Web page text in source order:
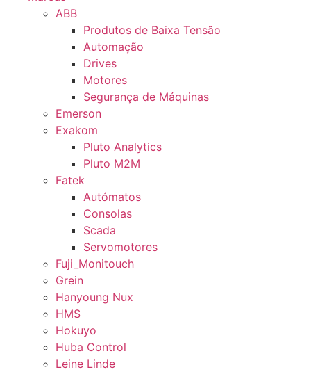
ABB
Produtos de Baixa Tensão
Automação
Drives
Motores
Segurança de Máquinas
Emerson
Exakom
Pluto Analytics
Pluto M2M
Fatek
Autómatos
Consolas
Scada
Servomotores
Fuji_Monitouch
Grein
Hanyoung Nux
HMS
Hokuyo
Huba Control
Leine Linde